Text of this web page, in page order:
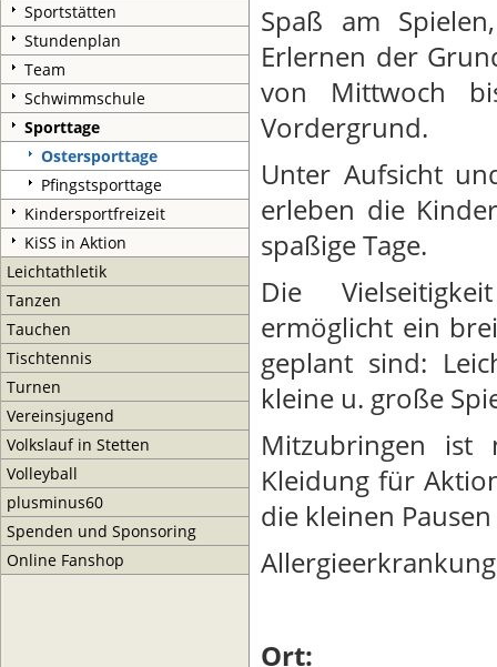
Sportstätten
Stundenplan
Team
Schwimmschule
Sporttage
Ostersporttage
Pfingstsporttage
Kindersportfreizeit
KiSS in Aktion
Leichtathletik
Tanzen
Tauchen
Tischtennis
Turnen
Vereinsjugend
Volkslauf in Stetten
Volleyball
plusminus60
Spenden und Sponsoring
Online Fanshop
Spaß am
Erlernen der
von Mittwoch
Vordergrund.
Unter Aufsicht
erleben die
spaßige Tage.
Die
ermöglicht ein
geplant sind:
kleine u. große
Mitzubringen ist
Kleidung für
die kleinen
Ort: